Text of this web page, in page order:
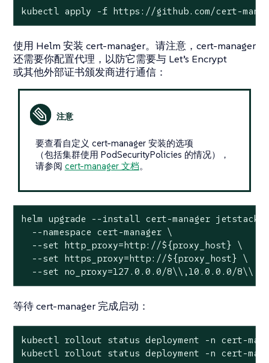
kubectl apply -f https://github.com/cert-
使用 Helm 安装 cert-manager。请注意，cert-manager
还需要你配置代理，以防它需要与 Let’s Encrypt
或其他外部证书颁发商进行通信：
要查看自定义 cert-manager 安装的选项
（包括集群使用 PodSecurityPolicies 的情况），
请参阅 cert-manager 文档。
helm upgrade --install cert-manager jetstack/
  --namespace cert-manager \
  --set http_proxy=http://${proxy_host} \
  --set https_proxy=http://${proxy_host} \
--set no_proxy=127.0.0.0/8\\,10.0.0.0/
等待 cert-manager 完成启动：
kubectl rollout status deployment -n cert-
kubectl rollout status deployment -n cert-